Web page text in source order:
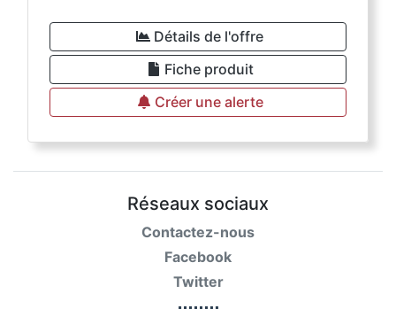
Détails de l'offre
Fiche produit
Créer une alerte
Réseaux sociaux
Contactez-nous
Facebook
Twitter